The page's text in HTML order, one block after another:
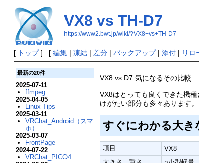
VX8 vs TH-D7
https://www2.bwt.jp/wiki/?VX8+vs+TH-D7
[ トップ] [ 編集| 凍結| 差分| バックアップ| 添付| リロ
VX8 vs D7 気になるその比較
VX8はとっても良くできた機
けがたい部分も多々あります
すぐにわかる大
項目 VX8
最新の20件
2025-07-11
ffmpeg
2025-04-05
Linux Tips
2025-03-11
VRChat_Android（スマ
ホ）
2025-03-07
FrontPage
2024-07-22
VRChat_PICO4